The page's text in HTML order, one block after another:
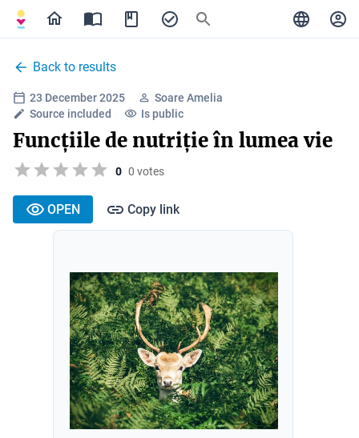
Back to results
23 December 2025
Soare Amelia
Source included
Is public
Funcțiile de nutriție în lumea vie
0 0 votes
OPEN Copy link